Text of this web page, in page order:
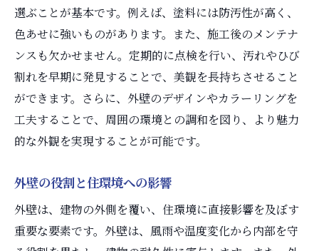
外壁工事でのデザイン性を追求
外壁の美観を保つための工夫
外壁工事の美観を保つポイント
外壁の美しさを維持するための秘訣
外壁工事で魅力的なデザインを実現
高性能外壁材の選び方ガイド
外壁工事のための材料選定ガイド
高性能外壁材の特徴とその選び方
外壁工事における素材選びのポイント
選ぶことが基本です。例えば、塗料には防汚性が高く、
色あせに強いものがあります。また、施工後のメンテナ
ンスも欠かせません。定期的に点検を行い、汚れやひび
割れを早期に発見することで、美観を長持ちさせること
ができます。さらに、外壁のデザインやカラーリングを
工夫することで、周囲の環境との調和を図り、より魅力
的な外観を実現することが可能です。
外壁の役割と住環境への影響
外壁は、建物の外側を覆い、住環境に直接影響を及ぼす
重要な要素です。外壁は、風雨や温度変化から内部を守